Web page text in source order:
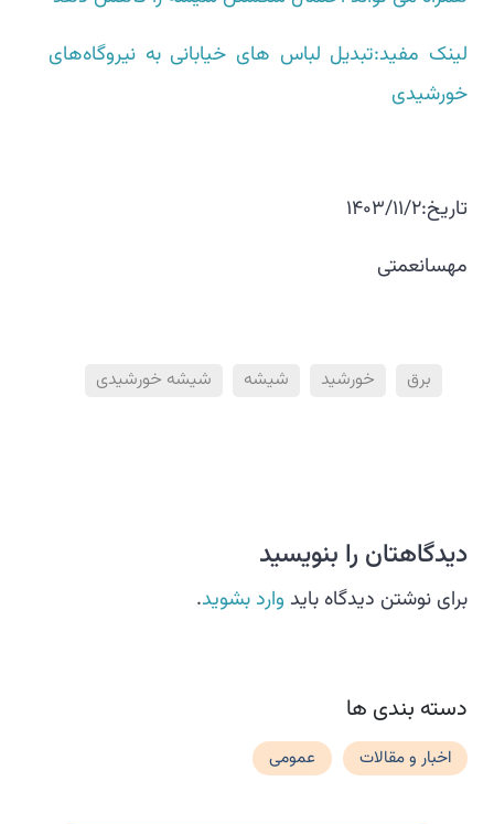
لینک مفید:تبدیل لباس های خیابانی به نیروگاه‌های
خورشیدی
تاریخ:1403/11/2
مهسانعمتی
برق خورشید شیشه شیشه خورشیدی
دیدگاهتان را بنویسید
برای نوشتن دیدگاه باید وارد بشوید.
دسته بندی ها
اخبار و مقالات عمومی